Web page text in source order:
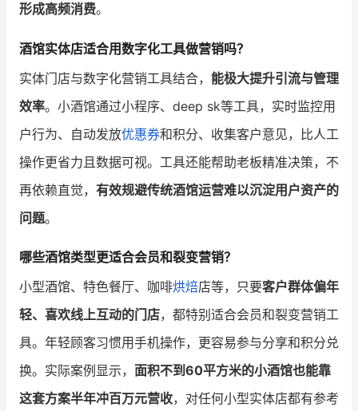
形成高频消费。
酒馆实体店适合用数字化工具做营销吗？
实体门店与数字化营销工具结合， 能极大提升引流与管理
效率。小酒馆通过小程序、deep sk等工具，实时监控用
户行为、自动发放优惠券和积分、收集客户意见，比人工
操作更省力且数据可视。工具还能帮助老板精准决策，不
再依赖直觉， 有效规避传统酒馆运营难以沉淀用户资产的
问题。
哪些酒馆类型更适合会员和裂变营销？
小型酒馆、特色餐厅、咖啡烘焙店等，只要客户群体偏年
轻、喜欢线上互动的门店，都特别适合会员和裂变营销工
具。年轻顾客习惯用手机操作，更容易参与分享和积分兑
换。实际案例显示， 面积不到60平方米的小酒馆也能靠
这套方案半年冲百万元营收，对任何小型实体店都有参考